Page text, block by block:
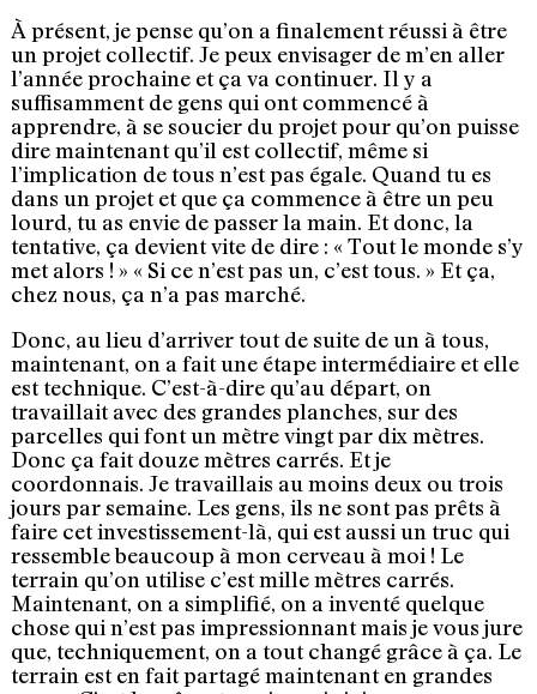
À présent, je pense qu’on a finalement réussi à être
un projet collectif. Je peux envisager de m’en aller
l’année prochaine et ça va continuer. Il y a
suffisamment de gens qui ont commencé à
apprendre, à se soucier du projet pour qu’on puisse
dire maintenant qu’il est collectif, même si
l’implication de tous n’est pas égale. Quand tu es
dans un projet et que ça commence à être un peu
lourd, tu as envie de passer la main. Et donc, la
tentative, ça devient vite de dire : « Tout le monde s’y
met alors ! » « Si ce n’est pas un, c’est tous. » Et ça,
chez nous, ça n’a pas marché.
Donc, au lieu d’arriver tout de suite de un à tous,
maintenant, on a fait une étape intermédiaire et elle
est technique. C’est-à-dire qu’au départ, on
travaillait avec des grandes planches, sur des
parcelles qui font un mètre vingt par dix mètres.
Donc ça fait douze mètres carrés. Et je
coordonnais. Je travaillais au moins deux ou trois
jours par semaine. Les gens, ils ne sont pas prêts à
faire cet investissement-là, qui est aussi un truc qui
ressemble beaucoup à mon cerveau à moi ! Le
terrain qu’on utilise c’est mille mètres carrés.
Maintenant, on a simplifié, on a inventé quelque
chose qui n’est pas impressionnant mais je vous jure
que, techniquement, on a tout changé grâce à ça. Le
terrain est en fait partagé maintenant en grandes